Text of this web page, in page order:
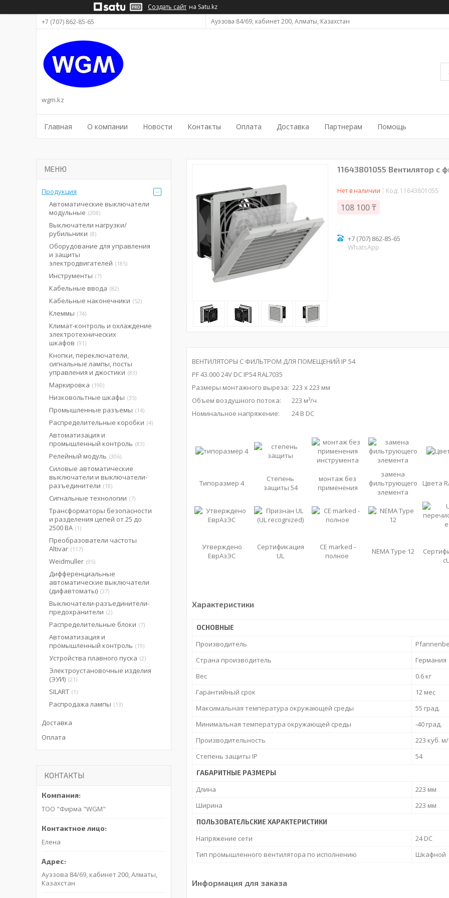
Создать сайт на Satu.kz
+7 (707) 862-85-65
Ауэзова 84/69, кабинет 200, Алматы, Казахстан
wgm.kz
Главная О компании Новости Контакты Оплата Доставка Партнерам Помощь
11643801055 Вентилятор с
Нет в наличии Код: 11643801055
108 100 ₸
+7 (707) 862-85-65
WhatsApp
ВЕНТИЛЯТОРЫ С ФИЛЬТРОМ ДЛЯ ПОМЕЩЕНИЙ IP 54
PF 43.000 24V DC IP54 RAL7035
Размеры монтажного выреза: 223 x 223 мм
Объем воздушного потока: 223 м³/ч
Номинальное напряжение: 24 B DC
Типоразмер 4
Степень
защиты 54
монтаж без
применения
замена
фильтрующего
элемента
Цвета
Утверждено
ЕврАзЭС
Сертификация
UL
CE marked -
полное
NEMA Type 12
Характеристики
ОСНОВНЫЕ
Производитель
Страна производитель
Германия
Вес
0.6 кг
Гарантийный срок
12 мес
Максимальная температура окружающей среды
55 град.
Минимальная температура окружающей среды
-40 град.
Производительность
223 куб.
Степень защиты IP
54
ГАБАРИТНЫЕ РАЗМЕРЫ
Длина
223 мм
Ширина
223 мм
ПОЛЬЗОВАТЕЛЬСКИЕ ХАРАКТЕРИСТИКИ
Напряжение сети
24 DC
Тип промышленного вентилятора по исполнению
Шкафной
Информация для заказа
Продукция
Автоматические выключатели
модульные 208
Выключатели нагрузки/
рубильники 8
Оборудование для управления
и защиты
электродвигателей
185
Инструменты 7
Кабельные ввода 82
Кабельные наконечники 52
Клеммы 74
Климат-контроль и охлаждение
электротехнических
шкафов 91
Кнопки, переключатели,
сигнальные лампы, посты
управления и джостики 83
Маркировка 190
Низковольтные шкафы 35
Промышленные разъемы 14
Распределительные коробки 4
Автоматизация и
промышленный контроль 83
Релейный модуль 306
Силовые автоматические
выключатели и выключатели-
разъединители
18
Сигнальные технологии 7
Трансформаторы безопасности
и разделения цепей от 25 до
2500 ВА 1
Преобразователи частоты
Altivar 117
Weidmuller 95
Дифференциальные
автоматические выключатели
(дифавтоматы) 37
Выключатели-разъединители-
предохранители 2
Распределительные блоки 7
Автоматизация и
промышленный контроль
19
Устройства плавного пуска 2
Электроустановочные изделия
(ЭУИ) 21
SILART 1
Распродажа лампы 13
Доставка
Оплата
КОНТАКТЫ
ТОО "Фирма "WGM"
Елена
Ауэзова 84/69, кабинет 200, Алматы,
Казахстан